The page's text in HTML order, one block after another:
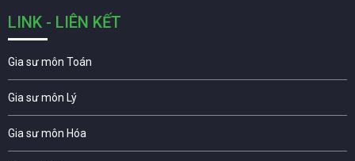
LINK - LIÊN KẾT
Gia sư môn Toán
Gia sư môn Lý
Gia sư môn Hóa